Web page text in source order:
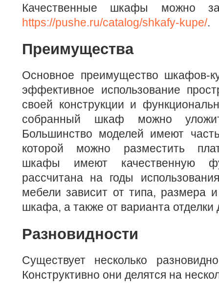
Качественные шкафы можно
https://pushe.ru/catalog/shkafy-kupe/.
Преимущества
Основное преимущество шкафов-
эффективное использование
своей конструкции и
собранный шкаф можно
Большинство моделей имеют
которой можно разместить
шкафы имеют качественную
рассчитана на годы
мебели зависит от типа, размера
шкафа, а также от варианта отделки
Разновидности
Существует несколько
Конструктивно они делятся на